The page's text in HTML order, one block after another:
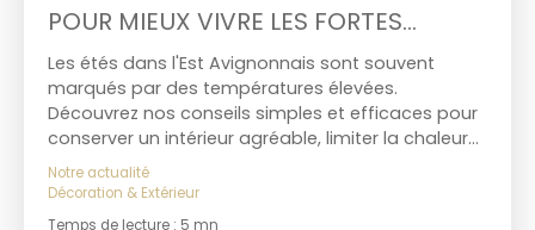
POUR MIEUX VIVRE LES FORTES
CHALEURS DANS L'EST AVIGNONNAIS
Les étés dans l'Est Avignonnais sont souvent
marqués par des températures élevées.
Découvrez nos conseils simples et efficaces pour
conserver un intérieur agréable, limiter la chaleur
et améliorer le confort de votre logement tout au
long de la saison estivale.
Notre actualité
Décoration & Extérieur
Temps de lecture : 5 mn